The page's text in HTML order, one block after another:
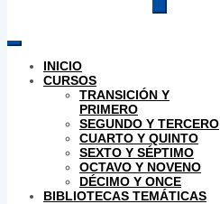
productos
INICIO
CURSOS
TRANSICIÓN Y
PRIMERO
SEGUNDO Y TERCERO
CUARTO Y QUINTO
SEXTO Y SÉPTIMO
OCTAVO Y NOVENO
DÉCIMO Y ONCE
BIBLIOTECAS TEMÁTICAS